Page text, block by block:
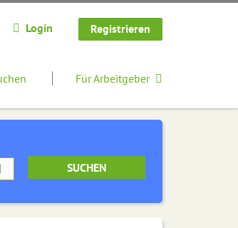
Login Registrieren
Für Arbeitgeber